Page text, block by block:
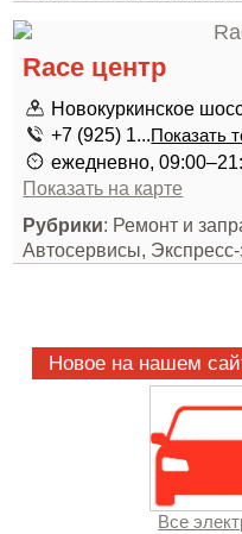
Race центр
Новокуркинское
+7 (925) 1...Показать
ежедневно,
Показать на карте
Рубрики: Ремонт и
Автосервисы,
Новое на нашем
Все